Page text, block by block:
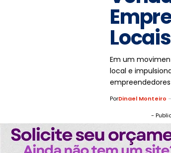
Locais
Em um
local e
PorDinael Monteiro
-